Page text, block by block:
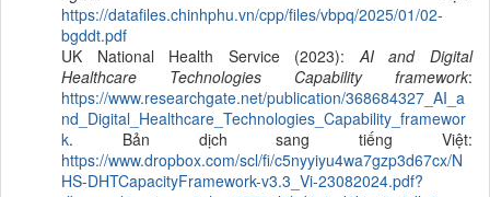
https://datafiles.chinhphu.vn/cpp/files/vbpq/2025/01/02-
bgddt.pdf
UK National Health Service (2023):AI and Digital
Healthcare Technologies Capability framework:
https://www.researchgate.net/publication/368684327_AI_a
nd_Digital_Healthcare_Technologies_Capability_framewor
k. Bản dịch sang tiếng Việt:
https://www.dropbox.com/scl/fi/c5nyyiyu4wa7gzp3d67cx/N
HS-DHTCapacityFramework-v3.3_Vi-23082024.pdf?